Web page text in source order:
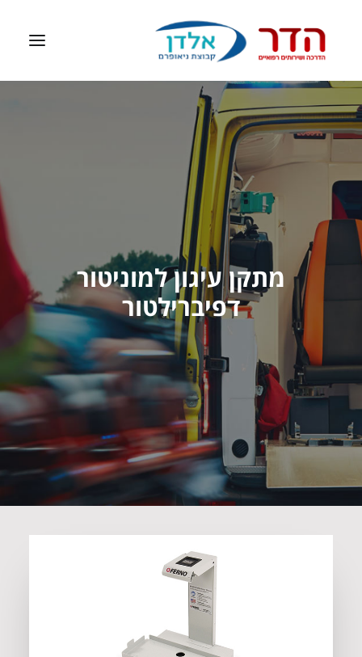
דף הבית
ציוד רפואי
דפיברילטור
ערכות עזרה ראשונה
חברות מיוצגות
צרו קשר
Search
מתקן עיגון למוניטור
דפיברילטור